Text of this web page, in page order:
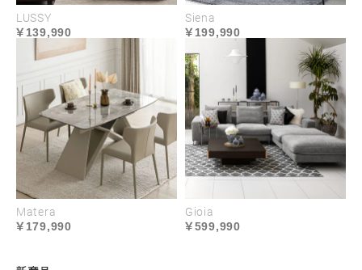
LUSSY
139,990
Siena
199,990
Matera
179,990
Gioia
599,990